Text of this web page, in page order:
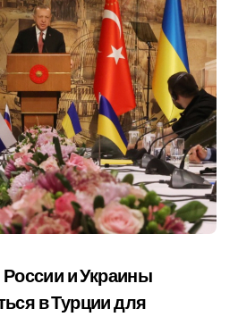
России и Украины
в Турции для